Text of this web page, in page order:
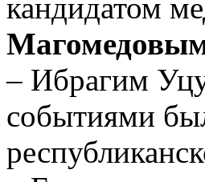
кандидатом
– Ибрагим
событиями